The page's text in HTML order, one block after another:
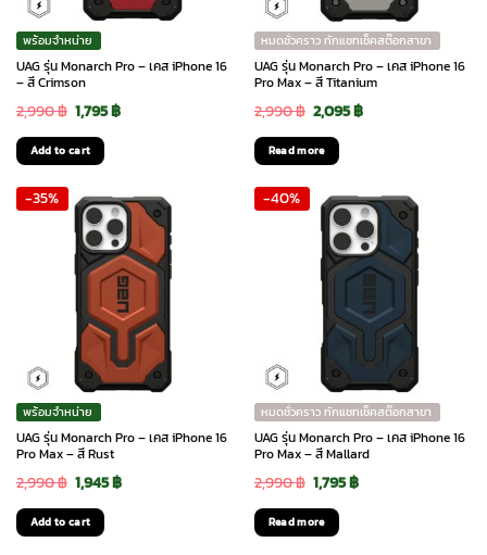
พร้อมจำหน่าย
UAG รุ่น Monarch Pro – เคส iPhone 16
– สี Crimson
2,990฿ Original
price
was:
2,990 ฿.
1,795฿Current
1,795 ฿.
Add to cart
หมดชั่วคราว ทักแชทเช็คสต๊อกสาขา
UAG รุ่น Monarch Pro – เคส iPhone 16
Pro Max – สี Titanium
2,990฿ Original
price
was:
2,990 ฿.
2,095฿Current
2,095 ฿.
Read more
-35%
พร้อมจำหน่าย
UAG รุ่น Monarch Pro – เคส iPhone 16
Pro Max – สี Rust
2,990฿ Original
price
was:
1,945฿Current
Add to cart
-40%
หมดชั่วคราว ทักแชทเช็คสต๊อกสาขา
UAG รุ่น Monarch Pro – เคส iPhone 16
Pro Max – สี Mallard
2,990฿ Original
price
was:
1,795฿Current
Read more